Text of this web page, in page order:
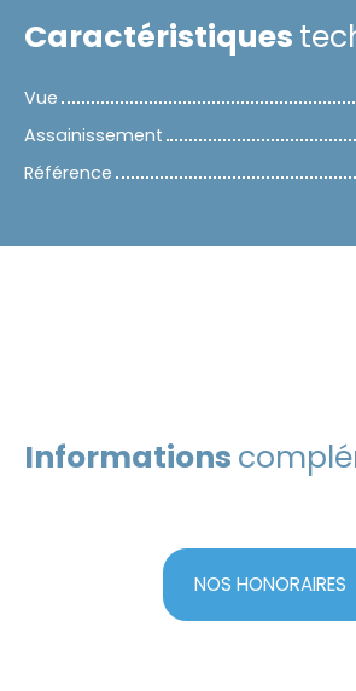
Caractéristiques
Vue
Assainissement
Référence
Informations
NOS HONORAIRES